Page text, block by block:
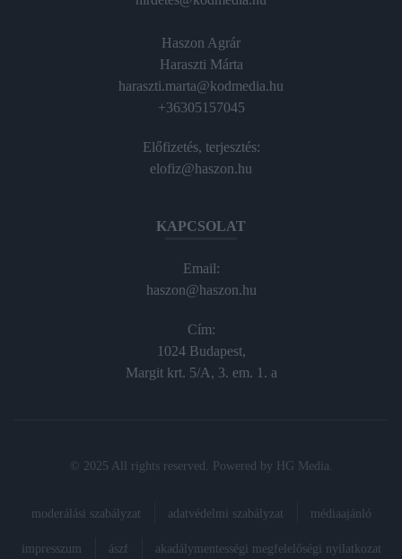
Haszon Agrár
Haraszti Márta
haraszti.marta@kodmedia.hu
+36305157045
Előfizetés, terjesztés:
elofiz@haszon.hu
KAPCSOLAT
Email:
haszon@haszon.hu
Cím:
1024 Budapest,
Margit krt. 5/A, 3. em. 1. a
© 2025 All rights reserved. Powered by HG Media
moderálási szabályzat adatvédelmi szabályzat médiaajánló
impresszum ászf akadálymentességi megfelelőségi nyilatkozat